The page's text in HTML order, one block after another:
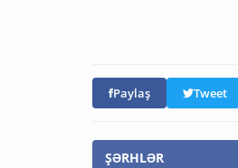
Paylaş Tweet
ŞƏRHLƏR